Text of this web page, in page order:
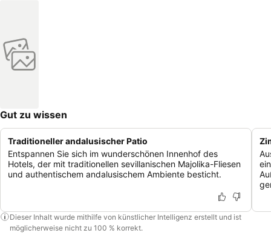
Gut zu wissen
Traditioneller andalusischer Patio
Entspannen Sie sich im wunderschönen Innenhof des
Hotels, der mit traditionellen sevillanischen Majolika-Fliesen
und authentischem andalusischem Ambiente besticht.
Dieser Inhalt wurde mithilfe von künstlicher Intelligenz erstellt und ist
möglicherweise nicht zu 100 % korrekt.